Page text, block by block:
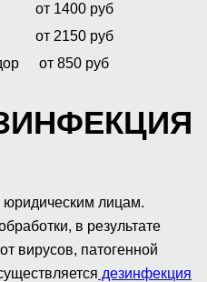
от 1400 руб
от 2150 руб
от 850 руб
юридическим лицам.
в результате
вирусов, патогенной
дезинфекция